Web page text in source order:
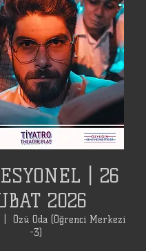
| 26
2026
Özü Oda (Öğrenci Merkezi
-3)